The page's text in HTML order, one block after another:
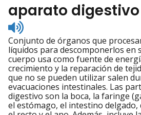
aparato digestivo
Listen
to
pronunciation
Conjunto de órganos que
líquidos para descomponerlos en
cuerpo usa como fuente de
crecimiento y la reparación de
que no se pueden utilizar salen
evacuaciones intestinales. Las
digestivo son la boca, la faringe
el estómago, el intestino